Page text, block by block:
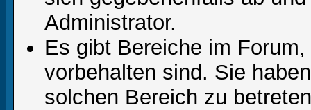
Administrator.
Es gibt Bereiche im
vorbehalten sind. Sie
solchen Bereich zu